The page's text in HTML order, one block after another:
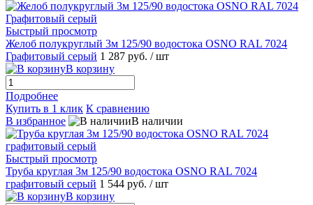
Быстрый просмотр
Желоб полукруглый 3м 125/90 водостока OSNO RAL 7024
Графитовый серый 1 287 руб. / шт
В корзину
Подробнее
Купить в 1 клик К сравнению
В избранное
В наличии
Быстрый просмотр
Труба круглая 3м 125/90 водостока OSNO RAL 7024
графитовый серый 1 544 руб. / шт
В корзину